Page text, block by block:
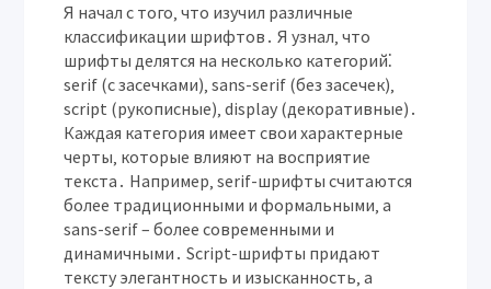
Я начал с того‚ что изучил различные
классификации шрифтов․ Я узнал‚ что
шрифты делятся на несколько категорий⁚
serif (с засечками)‚ sans-serif (без засечек)‚
script (рукописные)‚ display (декоративные)․
Каждая категория имеет свои характерные
черты‚ которые влияют на восприятие
текста․ Например‚ serif-шрифты считаются
более традиционными и формальными‚ а
sans-serif – более современными и
динамичными․ Script-шрифты придают
тексту элегантность и изысканность‚ а